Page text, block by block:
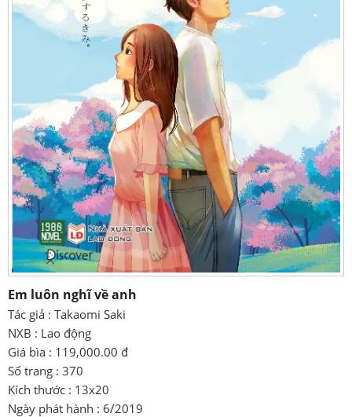
Em luôn nghĩ về anh
Tác giả : Takaomi Saki
NXB : Lao động
Giá bìa : 119,000.00 đ
Số trang : 370
Kích thước : 13x20
Ngày phát hành : 6/2019